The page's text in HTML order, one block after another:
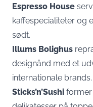
Espresso House
kaffespecialiteter og
sødt.
Illums Bolighus
designånd med et
internationale brands.
Sticks’n’Sushi former